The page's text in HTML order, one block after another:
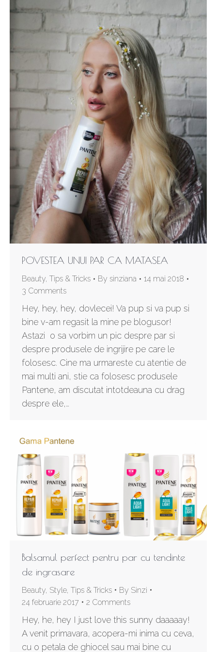
POVESTEA UNUI PAR CA MATASEA
Beauty, Tips & Tricks By sinziana
14 mai 2018
3 Comments
Hey, hey, hey, dovlecei! Va pup si va pup si
bine v-am regasit la mine pe blogusor!
Astazi o sa vorbim un pic despre par si
despre produsele de ingrijire pe care le
folosesc. Cine ma urmareste cu atentie de
mai multi ani, stie ca folosesc produsele
Pantene, am discutat intotdeauna cu drag
despre ele,…
Balsamul perfect pentru par cu tendinte
de ingrasare
Beauty, Style, Tips & Tricks By Sinzi
24 februarie 2017
2 Comments
Hey, he, hey I just love this sunny daaaaay!
A venit primavara, acopera-mi inima cu ceva,
cu o petala de ghiocel sau mai bine cu